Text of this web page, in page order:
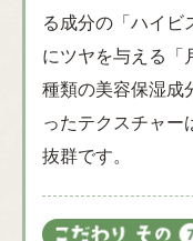
る成分の「ハイビ
にツヤを与える「
種類の美容保湿成
ったテクスチャー
抜群です。